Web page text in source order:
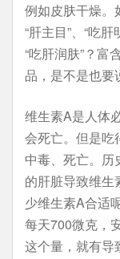
例如皮肤干燥。
“肝主目”、“吃肝
“吃肝润肤”？富
品，是不是也要
维生素A是人体
会死亡。但是吃
中毒、死亡。历
的肝脏导致维生
少维生素A合适
每天700微克，
这个量，就有导